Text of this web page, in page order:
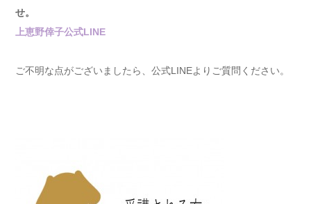
せ。
上恵野倖子公式LINE
ご不明な点がございましたら、公式LINEよりご質問ください。